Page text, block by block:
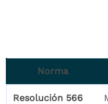
Norma
Resolución 566